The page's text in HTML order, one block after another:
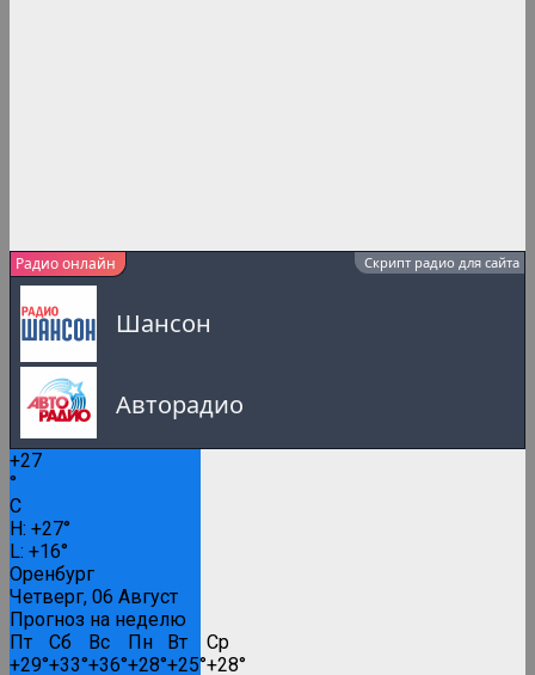
Радио онлайн Скрипт радио для сайта
Шансон
Авторадио
Вести FM
+27
°
C
H: +27°
L: +16°
Оренбург
Четверг, 06 Август
Прогноз на неделю
Пт
Сб Вс Пн Вт
Ср
+29°+33°+36°+28°+25°+28°